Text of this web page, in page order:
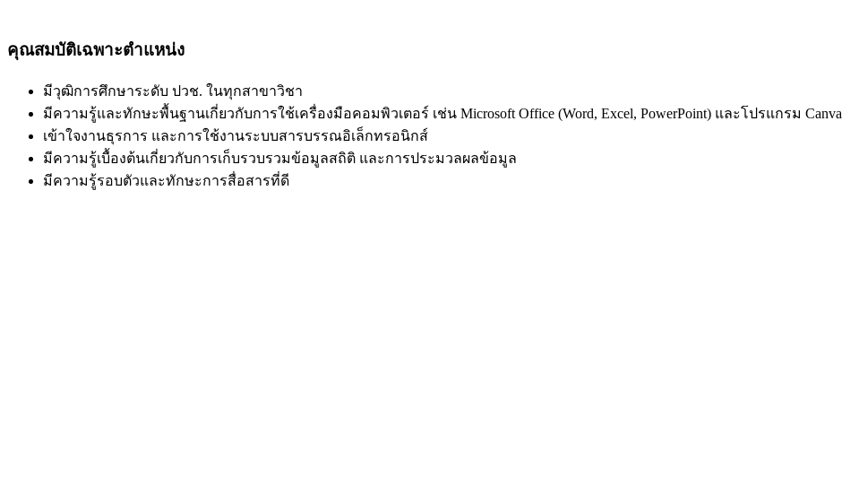
คุณสมบัติเฉพาะตำแหน่ง
มีวุฒิการศึกษาระดับ ปวช. ในทุกสาขาวิชา
มีความรู้และทักษะพื้นฐานเกี่ยวกับการใช้เครื่องมือคอมพิวเตอร์ เช่น Microsoft Office (Word, Excel, PowerPoint) และโปรแกรม Canva
เข้าใจงานธุรการ และการใช้งานระบบสารบรรณอิเล็กทรอนิกส์
มีความรู้เบื้องต้นเกี่ยวกับการเก็บรวบรวมข้อมูลสถิติ และการประมวลผลข้อมูล
มีความรู้รอบตัวและทักษะการสื่อสารที่ดี